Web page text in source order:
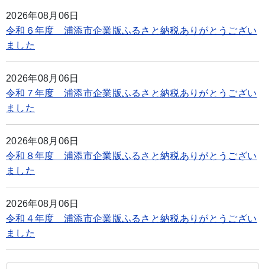
2026年08月06日
令和６年度 浦添市企業版ふるさと納税ありがとうござい
ました
2026年08月06日
令和７年度 浦添市企業版ふるさと納税ありがとうござい
ました
2026年08月06日
令和８年度 浦添市企業版ふるさと納税ありがとうござい
ました
2026年08月06日
令和４年度 浦添市企業版ふるさと納税ありがとうござい
ました